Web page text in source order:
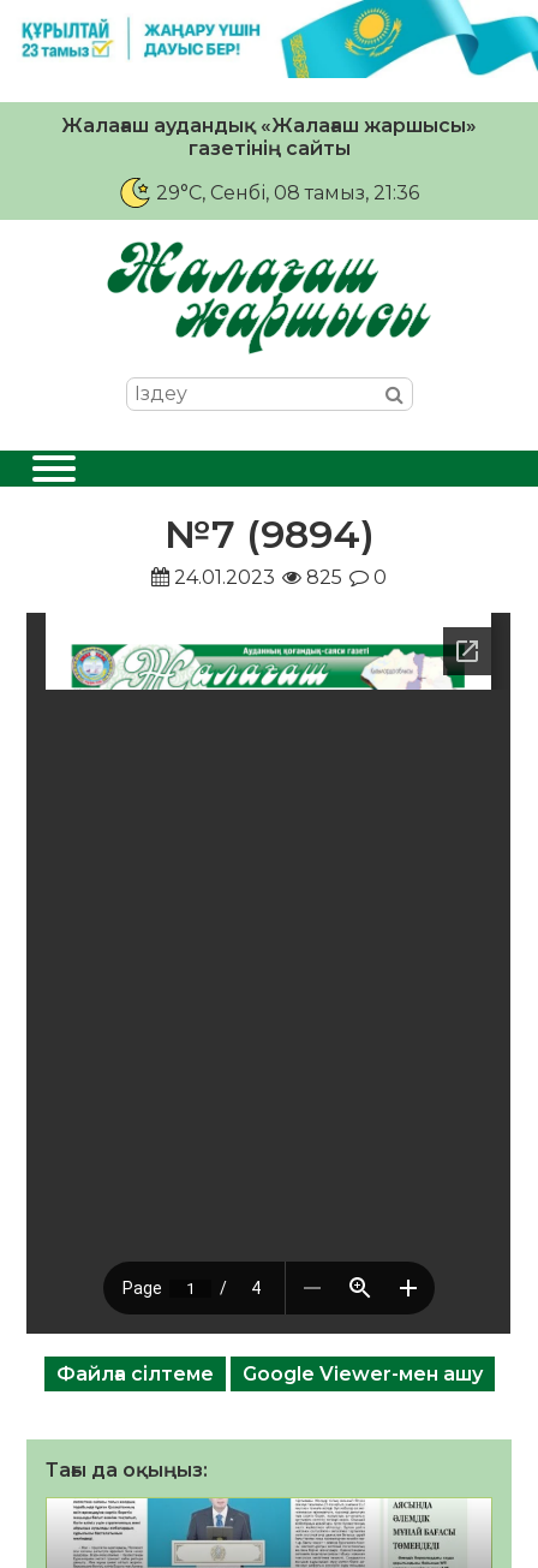
Жалағаш аудандық «Жалағаш жаршысы»
газетінің сайты
29°C, Сенбі, 08 тамыз, 21:36
№7 (9894)
24.01.2023 825 0
Файлға сілтеме Google Viewer-мен ашу
Тағы да оқыңыз: